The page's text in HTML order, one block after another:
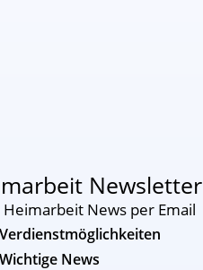
Newsletter
Heimarbeit News per Email
Verdienstmöglichkeiten
Wichtige News